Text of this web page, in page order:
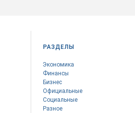
РАЗДЕЛЫ
Экономика
Финансы
Бизнес
Официальные
Социальные
Разное